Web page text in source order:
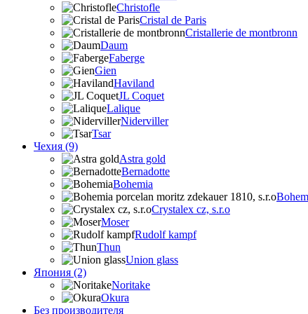
Christofle
Cristal de Paris
Cristallerie de montbronn
Daum
Faberge
Gien
Haviland
JL Coquet
Lalique
Niderviller
Tsar
Чехия (9)
Astra gold
Bernadotte
Bohemia
Crystalex cz, s.r.o
Moser
Rudolf kampf
Thun
Union glass
Япония (2)
Noritake
Okura
Без производителя